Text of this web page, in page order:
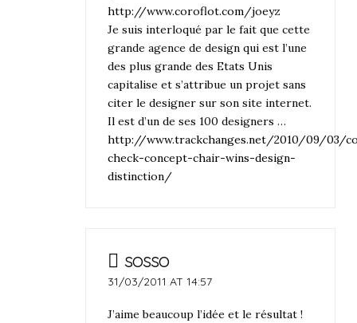
http://www.coroflot.com/joeyz
Je suis interloqué par le fait que cette
grande agence de design qui est l’une
des plus grande des Etats Unis
capitalise et s’attribue un projet sans
citer le designer sur son site internet.
Il est d’un de ses 100 designers …
http://www.trackchanges.net/2010/09/03/
check-concept-chair-wins-design-
distinction/
sosso
31/03/2011 AT 14:57
J’aime beaucoup l’idée et le résultat !